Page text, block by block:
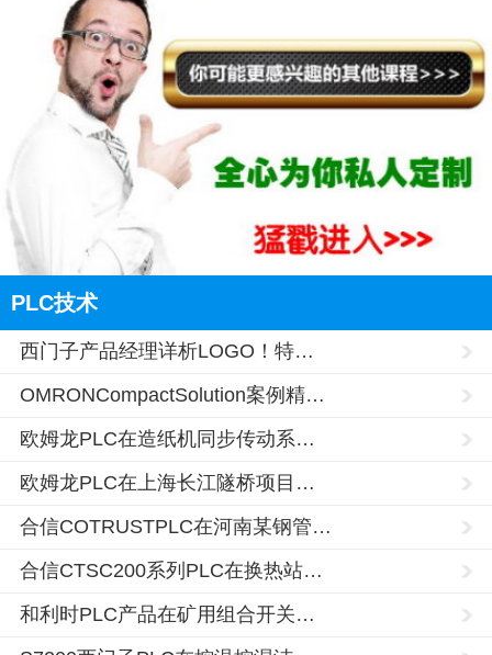
PLC技术
西门子产品经理详析LOGO！特…
OMRONCompactSolution案例精…
欧姆龙PLC在造纸机同步传动系…
欧姆龙PLC在上海长江隧桥项目…
合信COTRUSTPLC在河南某钢管…
合信CTSC200系列PLC在换热站…
和利时PLC产品在矿用组合开关…